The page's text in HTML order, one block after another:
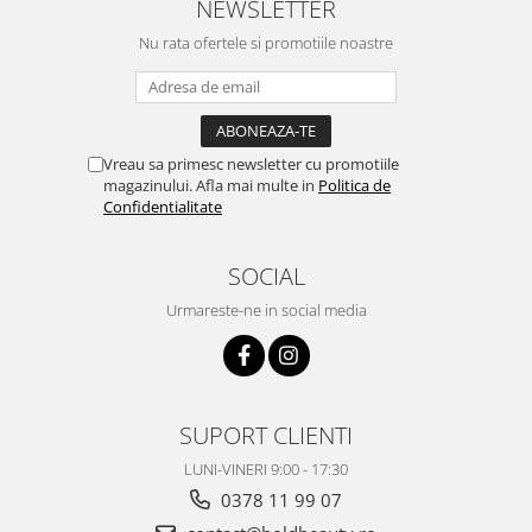
NEWSLETTER
Nu rata ofertele si promotiile noastre
Vreau sa primesc newsletter cu promotiile
magazinului. Afla mai multe in Politica de
Confidentialitate
SOCIAL
Urmareste-ne in social media
SUPORT CLIENTI
LUNI-VINERI 9:00 - 17:30
0378 11 99 07